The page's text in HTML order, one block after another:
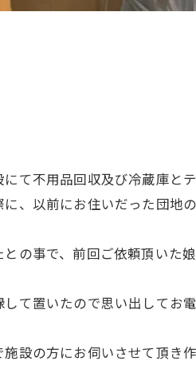
て不用品回収及び冷蔵庫と
、以前にお住いだった団地
の事で、前回ご依頼頂いた
て置いたので思い出してお電
設の方にお伺いさせて頂き